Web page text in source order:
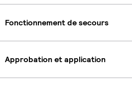
Fonctionnement de secours
Approbation et application